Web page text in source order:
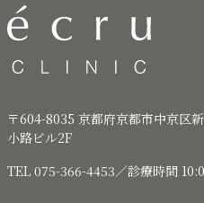
〒604-8035 京都府京都市中京区
小路ビル2F
TEL 075-366-4453／診療時間